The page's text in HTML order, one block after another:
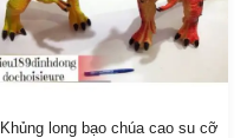
Khủng long bạo chúa cao su cỡ